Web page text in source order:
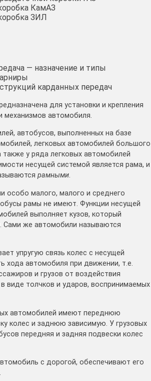
КамАЗ
ЗИЛ
— назначение и типы
карданных передач
для установки и крепления
механизмов автомобиля.
автобусов, выполненных на базе
легковых автомобилей большого
также у ряда легковых автомобилей
несущей системой является рама, и
рамными.
особо малого, малого и среднего
рамы не имеют. Функции несущей
выполняет кузов, который
Сами же автомобили называются
упругую связь колес с несущей
хода автомобиля при движении, т.е.
и грузов от воздействия
виде толчков и ударов, воспринимаемых
автомобилей имеют переднюю
колес и заднюю зависимую. У грузовых
передняя и задняя подвески колес
с дорогой, обеспечивают его